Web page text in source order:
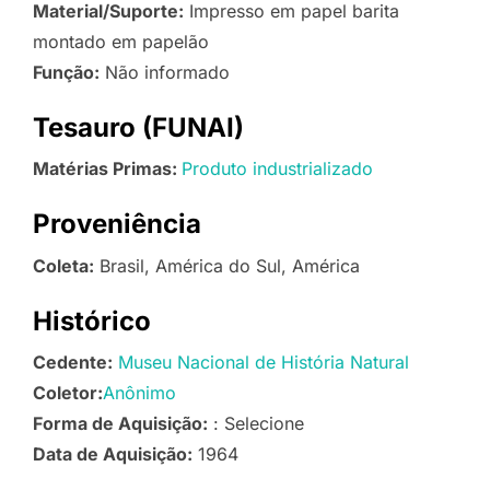
Material/Suporte: Impresso em papel barita
montado em papelão
Função: Não informado
Tesauro (FUNAI)
Matérias Primas: Produto industrializado
Proveniência
Coleta: Brasil, América do Sul, América
Histórico
Cedente: Museu Nacional de História Natural
Coletor:Anônimo
Forma de Aquisição: : Selecione
Data de Aquisição: 1964